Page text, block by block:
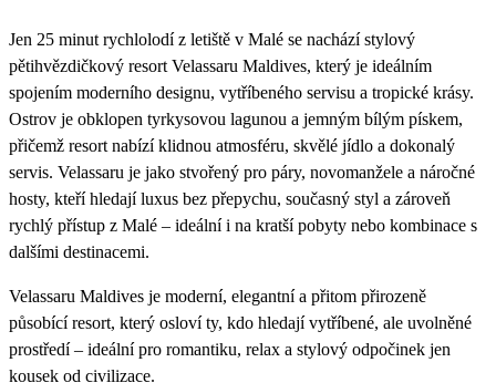
Jen 25 minut rychlolodí z letiště v Malé se nachází stylový
pětihvězdičkový resort Velassaru Maldives, který je ideálním
spojením moderního designu, vytříbeného servisu a tropické krásy.
Ostrov je obklopen tyrkysovou lagunou a jemným bílým pískem,
přičemž resort nabízí klidnou atmosféru, skvělé jídlo a dokonalý
servis. Velassaru je jako stvořený pro páry, novomanžele a náročné
hosty, kteří hledají luxus bez přepychu, současný styl a zároveň
rychlý přístup z Malé – ideální i na kratší pobyty nebo kombinace s
dalšími destinacemi.
Velassaru Maldives je moderní, elegantní a přitom přirozeně
působící resort, který osloví ty, kdo hledají vytříbené, ale uvolněné
prostředí – ideální pro romantiku, relax a stylový odpočinek jen
kousek od civilizace.